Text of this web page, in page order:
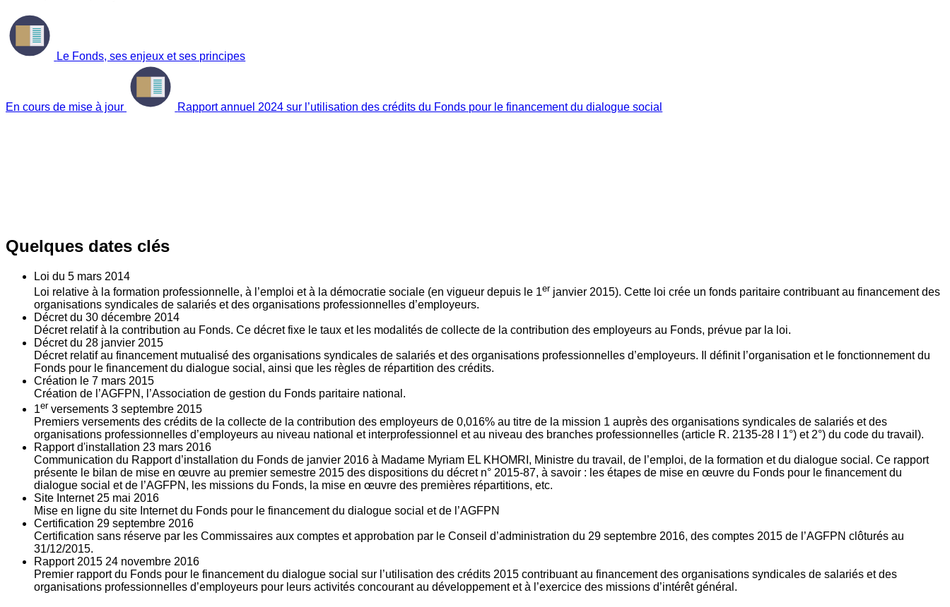
Le Fonds, ses enjeux et ses principes
En cours de mise à jour Rapport annuel 2024 sur l’utilisation des crédits du Fonds pour le financement du dialogue social
Quelques dates clés
Loi du 5 mars 2014
Loi relative à la formation professionnelle, à l’emploi et à la démocratie sociale (en vigueur depuis le 1er janvier 2015). Cette loi crée un fonds paritaire contribuant au financement des
organisations syndicales de salariés et des organisations professionnelles d’employeurs.
Décret du 30 décembre 2014
Décret relatif à la contribution au Fonds. Ce décret fixe le taux et les modalités de collecte de la contribution des employeurs au Fonds, prévue par la loi.
Décret du 28 janvier 2015
Décret relatif au financement mutualisé des organisations syndicales de salariés et des organisations professionnelles d’employeurs. Il définit l’organisation et le fonctionnement du
Fonds pour le financement du dialogue social, ainsi que les règles de répartition des crédits.
Création le 7 mars 2015
Création de l’AGFPN, l’Association de gestion du Fonds paritaire national.
1er versements 3 septembre 2015
Premiers versements des crédits de la collecte de la contribution des employeurs de 0,016% au titre de la mission 1 auprès des organisations syndicales de salariés et des
organisations professionnelles d’employeurs au niveau national et interprofessionnel et au niveau des branches professionnelles (article R. 2135‐28 I 1°) et 2°) du code du travail).
Rapport d'installation 23 mars 2016
Communication du Rapport d’installation du Fonds de janvier 2016 à Madame Myriam EL KHOMRI, Ministre du travail, de l’emploi, de la formation et du dialogue social. Ce rapport
présente le bilan de mise en œuvre au premier semestre 2015 des dispositions du décret n° 2015-87, à savoir : les étapes de mise en œuvre du Fonds pour le financement du
dialogue social et de l’AGFPN, les missions du Fonds, la mise en œuvre des premières répartitions, etc.
Site Internet 25 mai 2016
Mise en ligne du site Internet du Fonds pour le financement du dialogue social et de l’AGFPN
Certification 29 septembre 2016
Certification sans réserve par les Commissaires aux comptes et approbation par le Conseil d’administration du 29 septembre 2016, des comptes 2015 de l’AGFPN clôturés au
31/12/2015.
Rapport 2015 24 novembre 2016
Premier rapport du Fonds pour le financement du dialogue social sur l’utilisation des crédits 2015 contribuant au financement des organisations syndicales de salariés et des
organisations professionnelles d’employeurs pour leurs activités concourant au développement et à l’exercice des missions d’intérêt général.